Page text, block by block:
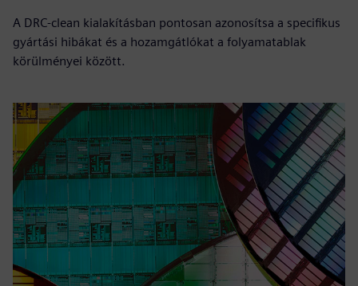
A DRC-clean kialakításban pontosan azonosítsa a specifikus
gyártási hibákat és a hozamgátlókat a folyamatablak
körülményei között.